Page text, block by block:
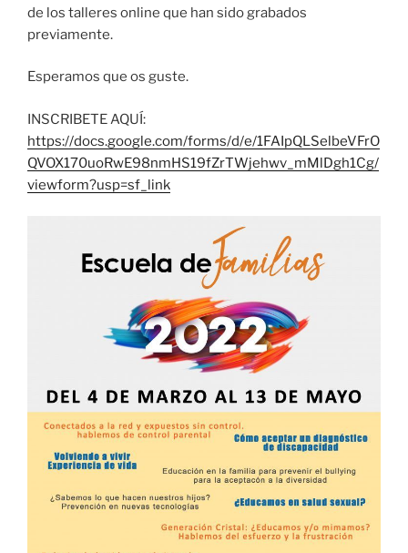
de los talleres online que han sido grabados
previamente.
Esperamos que os guste.
INSCRIBETE AQUÍ:
https://docs.google.com/forms/d/e/1FAIpQLSelbeVFrO
QVOX170uoRwE98nmHS19fZrTWjehwv_mMlDgh1Cg/
viewform?usp=sf_link